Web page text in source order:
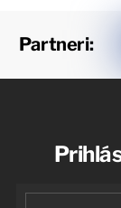
Partneri: